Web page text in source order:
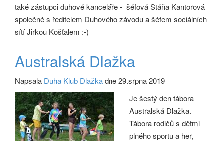
také zástupci duhové kanceláře - šéfová Stáňa Kantorová
společně s ředitelem Duhového závodu a šéfem sociálních
sítí Jirkou Košťalem :-)
Australská Dlažka
Napsala Duha Klub Dlažkadne 29.srpna 2019
Je šestý den tábora
Australská Dlažka.
Tábora rodičů s dětmi
plného sportu a her,